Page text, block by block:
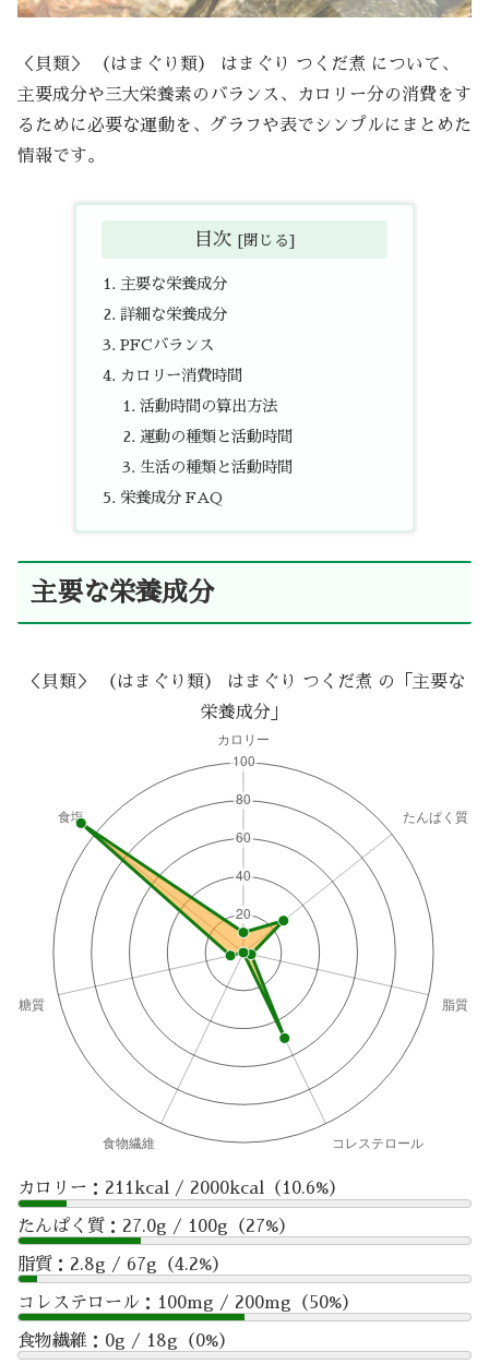
＜貝類＞ （はまぐり類） はまぐり つくだ煮 について、
主要成分や三大栄養素のバランス、カロリー分の消費をす
るために必要な運動を、グラフや表でシンプルにまとめた
情報です。
目次
主要な栄養成分
詳細な栄養成分
PFCバランス
カロリー消費時間
活動時間の算出方法
運動の種類と活動時間
生活の種類と活動時間
栄養成分 FAQ
主要な栄養成分
＜貝類＞ （はまぐり類） はまぐり つくだ煮 の「主要な
栄養成分」
カロリー：211kcal / 2000kcal（10.6%）
たんぱく質：27.0g / 100g（27%）
脂質：2.8g / 67g（4.2%）
コレステロール：100mg / 200mg（50%）
食物繊維：0g / 18g（0%）